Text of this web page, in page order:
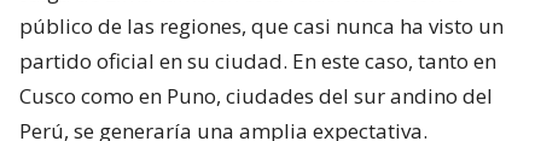
público de las regiones, que casi nunca ha visto un
partido oficial en su ciudad. En este caso, tanto en
Cusco como en Puno, ciudades del sur andino del
Perú, se generaría una amplia expectativa.